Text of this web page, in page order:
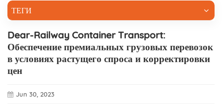
ТЕГИ
Dear-Railway Container Transport:
Обеспечение премиальных грузовых перевозок
в условиях растущего спроса и корректировки
цен
Jun 30, 2023